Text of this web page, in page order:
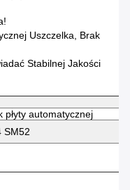
Uszczelka, Brak
Stabilnej Jakości
płyty automatycznej
SM52